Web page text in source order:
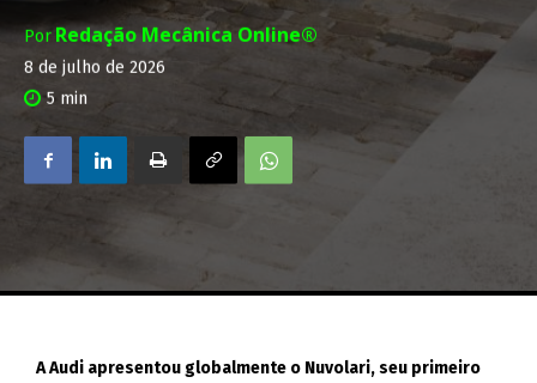
Por Redação Mecânica Online®
8 de julho de 2026
5 min
A Audi apresentou globalmente o Nuvolari, seu primeiro